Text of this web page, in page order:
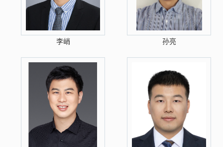
李峭 孙亮